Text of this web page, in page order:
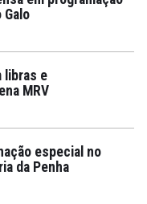
Galo
libras e
MRV
especial no
da Penha